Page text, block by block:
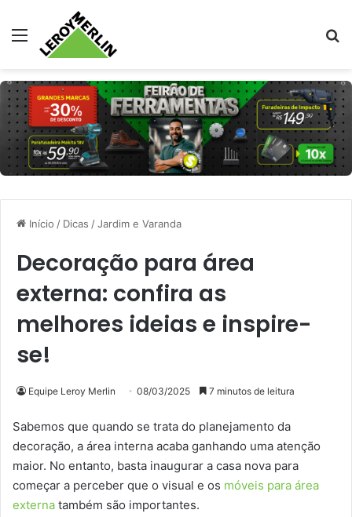
Menu
Início / Dicas /Jardim e Varanda
Decoração para área
externa: confira as
melhores ideias e inspire-
se!
Equipe Leroy Merlin 08/03/2025 7 minutos de leitura
Sabemos que quando se trata do planejamento da
decoração, a área interna acaba ganhando uma atenção
maior. No entanto, basta inaugurar a casa nova para
começar a perceber que o visual e os móveis para área
externa também são importantes.